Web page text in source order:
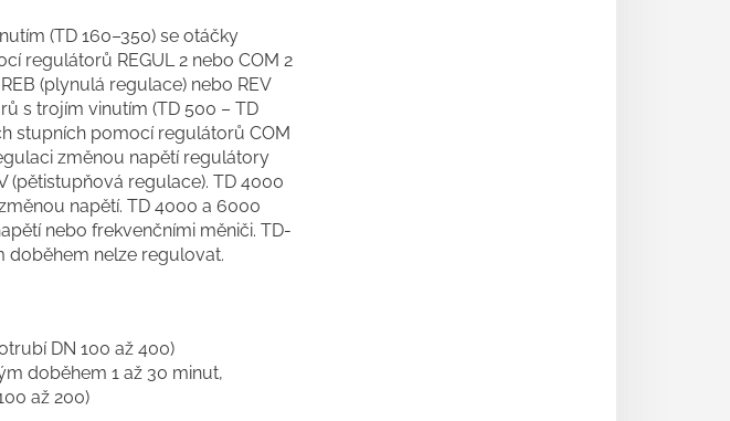
(TD 160–350) se otáčky
regulátorů REGUL 2 nebo COM 2
(plynulá regulace) nebo REV
s trojím vinutím (TD 500 – TD
stupních pomocí regulátorů COM
změnou napětí regulátory
(pětistupňová regulace). TD 4000
napětí. TD 4000 a 6000
nebo frekvenčními měniči. TD-
doběhem nelze regulovat.
DN 100 až 400)
doběhem 1 až 30 minut,
až 200)